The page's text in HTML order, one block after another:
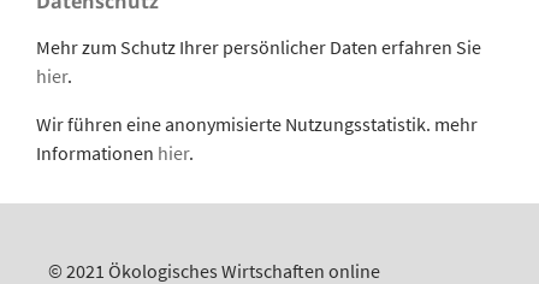
Mehr zum Schutz Ihrer persönlicher Daten erfahren Sie
hier.
Wir führen eine anonymisierte Nutzungsstatistik. mehr
Informationen hier.
© 2021 Ökologisches Wirtschaften online